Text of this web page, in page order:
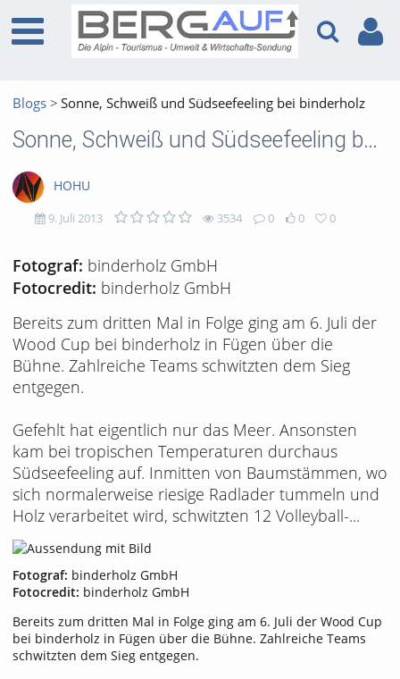
Blogs Sonne, Schweiß und Südseefeeling bei binderholz
Sonne, Schweiß und Südseefeeling bei binderholz
HOHU
9. Juli 2013 3534
3534
views
0
Kommentare
0
likes
0
favorites
Fotograf: binderholz GmbH
Fotocredit: binderholz GmbH
Bereits zum dritten Mal in Folge ging am 6. Juli der
Wood Cup bei binderholz in Fügen über die
Bühne. Zahlreiche Teams schwitzten dem Sieg
entgegen.
Gefehlt hat eigentlich nur das Meer. Ansonsten
kam bei tropischen Temperaturen durchaus
Südseefeeling auf. Inmitten von Baumstämmen, wo
sich normalerweise riesige Radlader tummeln und
Holz verarbeitet wird, schwitzten 12 Volleyball-...
Fotograf: binderholz GmbH
Fotocredit: binderholz GmbH
Bereits zum dritten Mal in Folge ging am 6. Juli der Wood Cup
bei binderholz in Fügen über die Bühne. Zahlreiche Teams
schwitzten dem Sieg entgegen.